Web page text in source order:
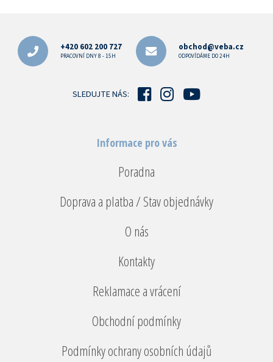
í
p
k
y
i
u
+420 602 200 727
PRACOVNÍ DNY 8 - 15H
obchod@veba.cz
ODPOVÍDÁME DO 24H
SLEDUJTE NÁS:
Informace pro vás
Poradna
Doprava a platba / Stav objednávky
O nás
Kontakty
Reklamace a vrácení
Obchodní podmínky
Podmínky ochrany osobních údajů